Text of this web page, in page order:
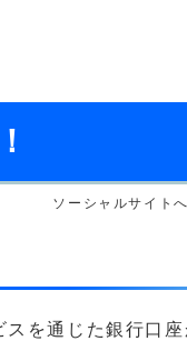
ソーシャルサイト
を通じた銀行口